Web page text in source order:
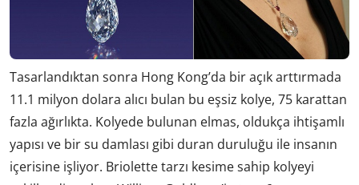
Tasarlandıktan sonra Hong Kong’da bir açık arttırmada
11.1 milyon dolara alıcı bulan bu eşsiz kolye, 75 karattan
fazla ağırlıkta. Kolyede bulunan elmas, oldukça ihtişamlı
yapısı ve bir su damlası gibi duran duruluğu ile insanın
içerisine işliyor. Briolette tarzı kesime sahip kolyeyi